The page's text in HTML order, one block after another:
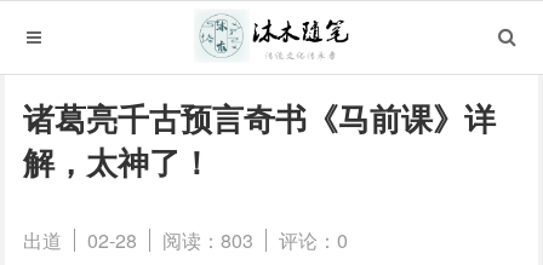
诸葛亮千古预言奇书《马前课》详
解，太神了！
出道 02-28 阅读：803 评论：0